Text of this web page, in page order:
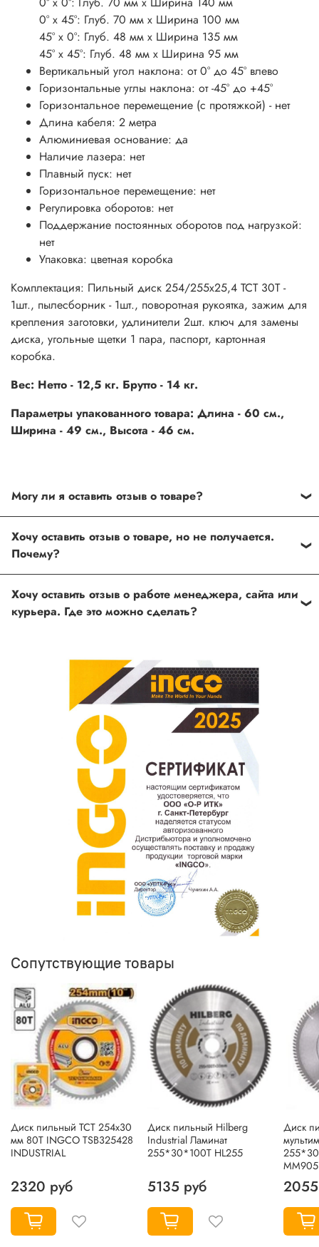
0° х 45°: Глуб. 70 мм х Ширина 100 мм
45° х 0°: Глуб. 48 мм х Ширина 135 мм
45° х 45°: Глуб. 48 мм х Ширина 95 мм
Вертикальный угол наклона: от 0° до 45° влево
Горизонтальные углы наклона: от -45° до +45°
Горизонтальное перемещение (с протяжкой) - нет
Длина кабеля: 2 метра
Алюминиевая основание: да
Наличие лазера: нет
Плавный пуск: нет
Горизонтальное перемещение: нет
Регулировка оборотов: нет
Поддержание постоянных оборотов под нагрузкой:
нет
Упаковка: цветная коробка
Комплектация: Пильный диск 254/255х25,4 ТСТ 30Т -
1шт., пылесборник - 1шт., поворотная рукоятка, зажим для
крепления заготовки, удлинители 2шт. ключ для замены
диска, угольные щетки 1 пара, паспорт, картонная
коробка.
Вес: Нетто - 12,5 кг. Брутто - 14 кг.
Параметры упакованного товара: Длина - 60 см.,
Ширина - 49 см., Высота - 46 см.
Могу ли я оставить отзыв о товаре?
специальное поле, где Вы можете оставить свой отзыв.
Также Вы можете присвоить товару от одной до пяти
звёзд. Все отзывы о товарах проходят модерацию.
Хочу оставить отзыв о товаре, но не получается.
Почему?
полей. Если поля заполнены корректно, то свяжитесь с
нами по телефону +7 (812) 565-32-05;
Хочу оставить отзыв о работе менеджера, сайта или
курьера. Где это можно сделать?
Ваш отзыв о товаре, магазине или работе продавца
поможет нам улучшать сервис и будет полезен другим
Оставить отзыв о покупке
Сопутствующие товары
Диск пильный TCT 254х30
мм 80Т INGCO TSB325428
INDUSTRIAL
2320 руб
Диск пильный Hilberg
Industrial Ламинат
255*30*100Т HL255
5135 руб
Диск
MM905